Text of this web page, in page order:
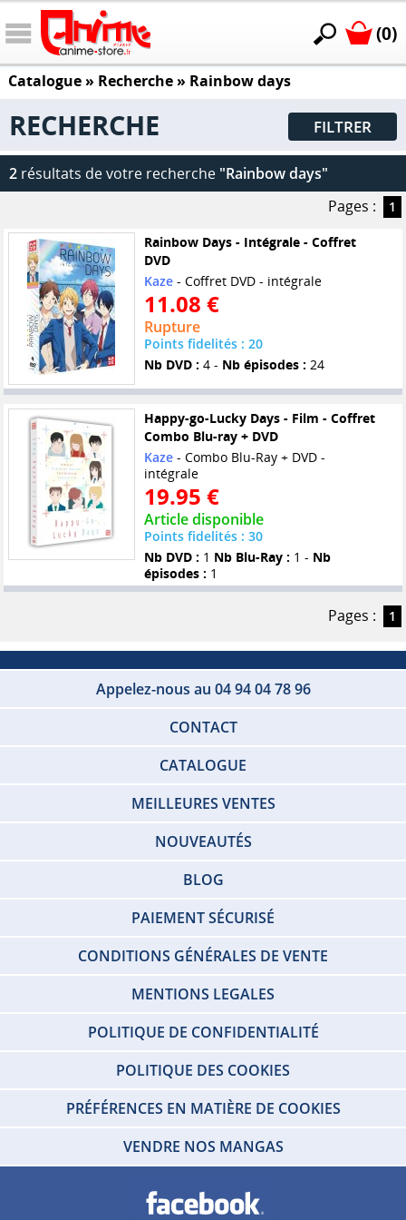
(0)
Catalogue» Recherche » Rainbow days
RECHERCHE FILTRER
2 résultats de votre recherche "Rainbow days"
Pages :
1
Rainbow Days - Intégrale - Coffret
DVD
Kaze- Coffret DVD - intégrale
11.08 €
Rupture
Points fidelités : 20
Nb DVD : 4 - Nb épisodes : 24
Happy-go-Lucky Days - Film - Coffret
Combo Blu-ray + DVD
Kaze- Combo Blu-Ray + DVD -
intégrale
19.95 €
Article disponible
Points fidelités : 30
Nb DVD : 1 Nb Blu-Ray : 1 - Nb
épisodes : 1
Pages : 1
Appelez-nous au 04 94 04 78 96
CONTACT
CATALOGUE
MEILLEURES VENTES
NOUVEAUTÉS
BLOG
PAIEMENT SÉCURISÉ
CONDITIONS GÉNÉRALES DE VENTE
MENTIONS LEGALES
POLITIQUE DE CONFIDENTIALITÉ
POLITIQUE DES COOKIES
PRÉFÉRENCES EN MATIÈRE DE COOKIES
VENDRE NOS MANGAS